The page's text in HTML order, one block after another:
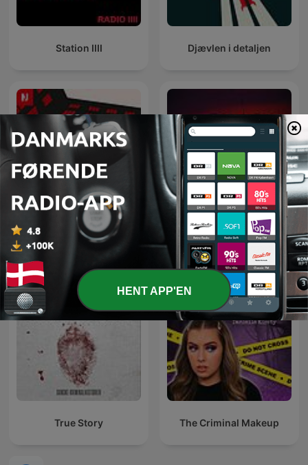
Station IIII Djævlen i detaljen
Bag om forbrydelsen Nationens Mareridt
True Story The Criminal Makeup
HENT APP'EN